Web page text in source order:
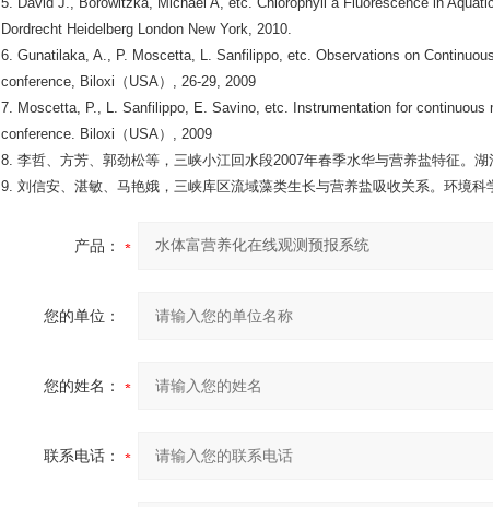
Dordrecht Heidelberg London New York, 2010.
6. Gunatilaka, A., P. Moscetta, L. Sanfilippo, etc. Observations on
conference, Biloxi（USA）, 26-29, 2009
7. Moscetta, P., L. Sanfilippo, E. Savino, etc. Instrumentation for continuous
conference. Biloxi（USA）, 2009
8. 李哲、方芳、郭劲松等，三峡小江回水段2007年春季水华与营养盐特征。
9. 刘信安、湛敏、马艳娥，三峡库区流域藻类生长与营养盐吸收关系。环境科
产品：
您的单位：
您的姓名：
联系电话：